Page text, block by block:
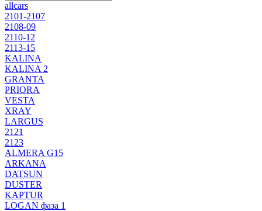
allcars
2101-2107
2108-09
2110-12
2113-15
KALINA
KALINA 2
GRANTA
PRIORA
VESTA
XRAY
LARGUS
2121
2123
ALMERA G15
ARKANA
DATSUN
DUSTER
KAPTUR
LOGAN фаза 1